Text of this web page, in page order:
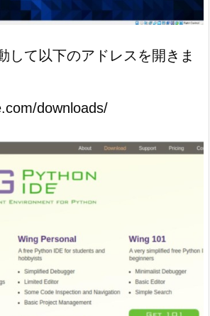
して以下のアドレスを開きま
downloads/